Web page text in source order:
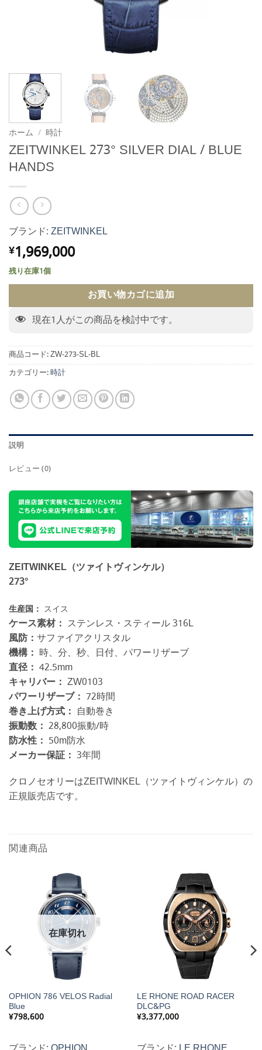
ホーム / 時計
ZEITWINKEL 273° SILVER DIAL / BLUE
HANDS
ブランド:ZEITWINKEL
¥1,969,000
残り在庫1個
お買い物カゴに追加
現在1人がこの商品を検討中です。
商品コード:ZW-273-SL-BL
カテゴリー:時計
説明
レビュー (0)
ZEITWINKEL（ツァイトヴィンケル）
273°
生産国： スイス
ケース素材： ステンレス・スティール 316L
風防： サファイアクリスタル
機構： 時、分、秒、日付、パワーリザーブ
直径： 42.5mm
キャリバー： ZW0103
パワーリザーブ： 72時間
巻き上げ方式： 自動巻き
振動数： 28,800振動/時
防水性： 50m防水
メーカー保証： 3年間
クロノセオリーはZEITWINKEL（ツァイトヴィンケル）の
正規販売店です。
関連商品
在庫切れ
OPHION 786 VELOS Radial
Blue
¥798,600
LE RHONE ROAD RACER
DLC&PG
¥3,377,000